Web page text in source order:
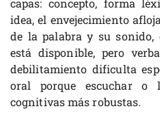
capas: concepto, forma
idea, el envejecimiento
de la palabra y su sonido,
está disponible, pero
debilitamiento dificulta
oral porque escuchar o
cognitivas más robustas.